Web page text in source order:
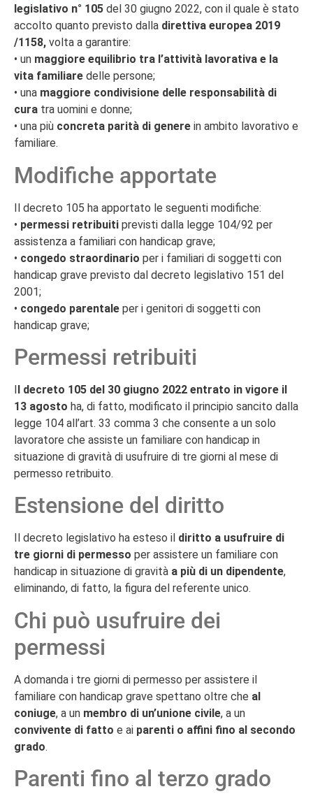
legislativo n° 105 del 30 giugno 2022, con il quale è stato
accolto quanto previsto dalla direttiva europea 2019
/1158, volta a garantire:
• un maggiore equilibrio tra l’attività lavorativa e la
vita familiare delle persone;
• una maggiore condivisione delle responsabilità di
cura tra uomini e donne;
• una più concreta parità di genere in ambito lavorativo e
familiare.
Modifiche apportate
Il decreto 105 ha apportato le seguenti modifiche:
• permessi retribuiti previsti dalla legge 104/92 per
assistenza a familiari con handicap grave;
• congedo straordinario per i familiari di soggetti con
handicap grave previsto dal decreto legislativo 151 del
2001;
• congedo parentale per i genitori di soggetti con
handicap grave;
Permessi retribuiti
Il decreto 105 del 30 giugno 2022 entrato in vigore il
13 agosto ha, di fatto, modificato il principio sancito dalla
legge 104 all’art. 33 comma 3 che consente a un solo
lavoratore che assiste un familiare con handicap in
situazione di gravità di usufruire di tre giorni al mese di
permesso retribuito.
Estensione del diritto
Il decreto legislativo ha esteso il diritto a usufruire di
tre giorni di permesso per assistere un familiare con
handicap in situazione di gravità a più di un dipendente,
eliminando, di fatto, la figura del referente unico.
Chi può usufruire dei
permessi
A domanda i tre giorni di permesso per assistere il
familiare con handicap grave spettano oltre che al
coniuge, a un membro di un’unione civile, a un
convivente di fatto e ai parenti o affini fino al secondo
grado.
Parenti fino al terzo grado